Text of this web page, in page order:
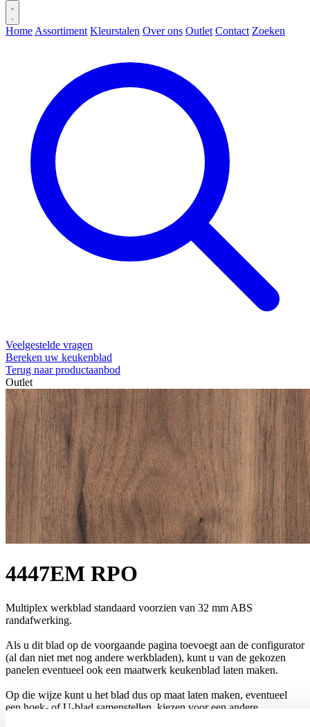
Home Assortiment Kleurstalen Over ons Outlet Contact Zoeken
Veelgestelde vragen
Bereken uw keukenblad
Terug naar productaanbod
Outlet
4447EM RPO
Multiplex werkblad standaard voorzien van 32 mm ABS
randafwerking.
Als u dit blad op de voorgaande pagina toevoegt aan de configurator
(al dan niet met nog andere werkbladen), kunt u van de gekozen
panelen eventueel ook een maatwerk keukenblad laten maken.
Op die wijze kunt u het blad dus op maat laten maken, eventueel
een hoek- of U-blad samenstellen, kiezen voor een andere